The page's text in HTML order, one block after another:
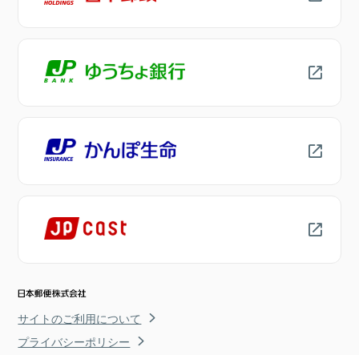
サイトのご利用について
プライバシーポリシー